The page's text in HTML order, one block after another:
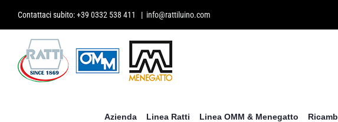
contenuto
Contattaci subito:+39 0332 538 411 | info@rattiluino.com
Azienda Linea Ratti Linea OMM & Menegatto